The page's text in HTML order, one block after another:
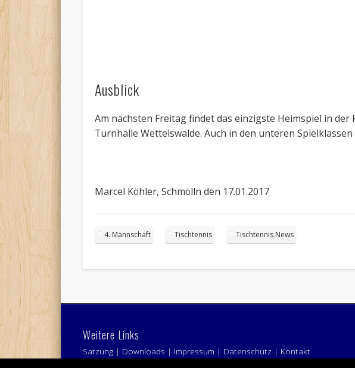
Ausblick
Am nächsten Freitag findet das einzigste Heimspiel in
Turnhalle Wettelswalde. Auch in den unteren
Marcel Köhler, Schmölln den 17.01.2017
4. Mannschaft Tischtennis Tischtennis News
Weitere Links
Satzung| Downloads | Impressum | Datenschutz | Kontakt